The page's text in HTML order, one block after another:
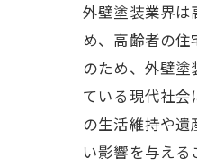
外壁塗装業界は
め、高齢者の
のため、外壁
ている現代社
の生活維持や
い影響を与え